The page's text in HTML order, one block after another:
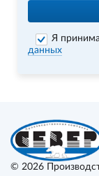
Я
данных
© 2026